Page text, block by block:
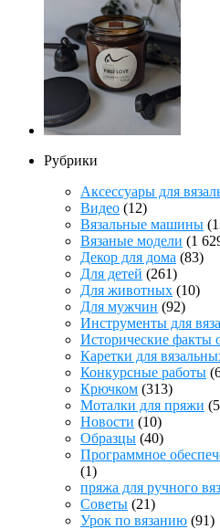
Рубрики
Аксессуары для
Видео (12)
Вязальные машины
Вязаные модели (1
Декор для дома (83)
Для детей (261)
Для животных (10)
Для мужчин (92)
Инструменты для
Исторические факты
Каретки для
Конкурсные работы
Крючком (313)
Моталки для пряжи
Новости (10)
Образцы (40)
Программное
(1)
пряжа для ручного
Советы (21)
Урок по вязанию (91)